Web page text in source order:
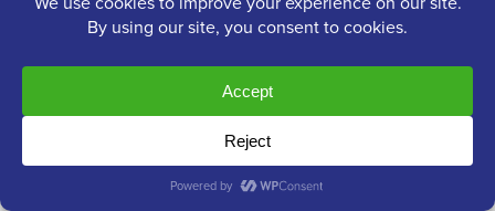
a prețurilor.
Mai puține funcții de automatizare decât